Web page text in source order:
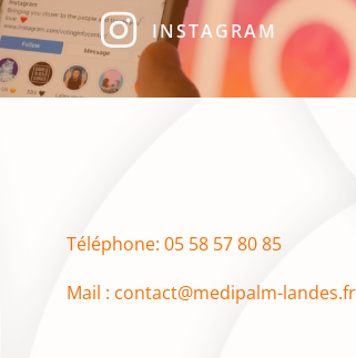
INSTAGRAM
Téléphone: 05 58 57 80 85
Mail : contact@medipalm-landes.fr